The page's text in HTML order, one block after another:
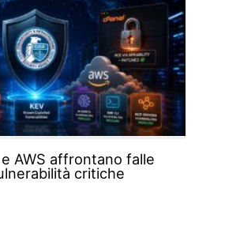
AWS affrontano falle
critiche